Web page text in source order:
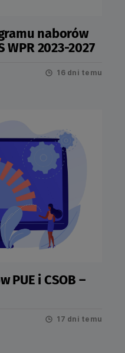
naborów
2023-2027
16 dni temu
PUE i CSOB –
17 dni temu